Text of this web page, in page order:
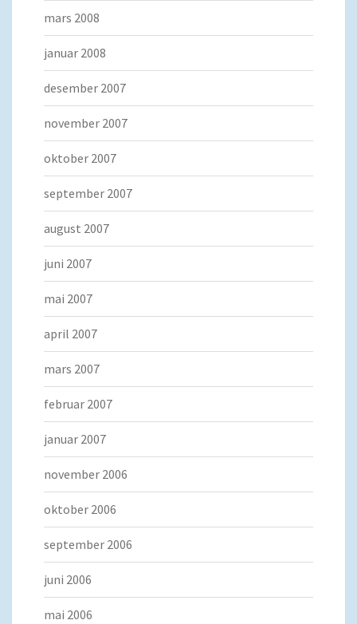
mars 2008
januar 2008
desember 2007
november 2007
oktober 2007
september 2007
august 2007
juni 2007
mai 2007
april 2007
mars 2007
februar 2007
januar 2007
november 2006
oktober 2006
september 2006
juni 2006
mai 2006